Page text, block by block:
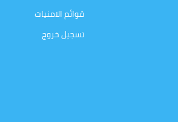
قوائم الامنيات
تسجيل خروج